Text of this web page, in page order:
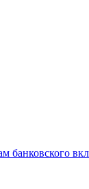
банковского